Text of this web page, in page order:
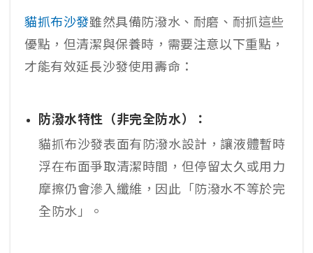
貓抓布沙發雖然具備防潑水、耐磨、耐抓這些
優點，但清潔與保養時，需要注意以下重點，
才能有效延長沙發使用壽命：
防潑水特性（非完全防水）：
貓抓布沙發表面有防潑水設計，讓液體暫時
浮在布面爭取清潔時間，但停留太久或用力
摩擦仍會滲入纖維，因此「防潑水不等於完
全防水」。